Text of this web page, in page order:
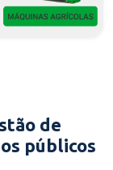
de
públicos